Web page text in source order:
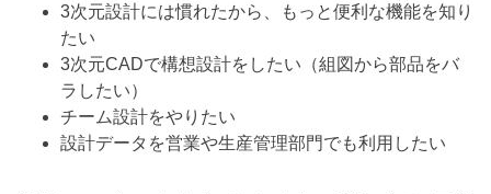
3次元設計には慣れたから、もっと便利な機能を知り
たい
3次元CADで構想設計をしたい（組図から部品をバ
ラしたい）
チーム設計をやりたい
設計データを営業や生産管理部門でも利用したい